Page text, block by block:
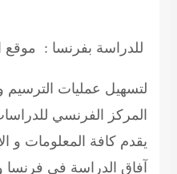
للدراسة بفرنسا : موقع
لتسهيل عمليات الترسيم
المركز الفرنسي
يقدم كافة المعلومات و
آفاق الدراسة في فرنسا